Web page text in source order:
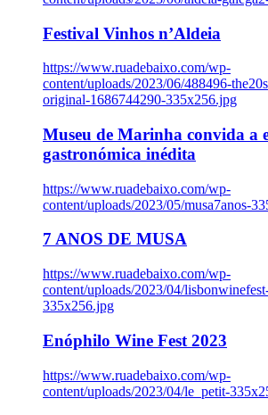
Festival Vinhos n’Aldeia
https://www.ruadebaixo.com/wp-
content/uploads/2023/06/488496-
original-1686744290-335x256.jpg
Museu de Marinha convida a
gastronómica inédita
https://www.ruadebaixo.com/wp-
content/uploads/2023/05/musa7anos-
7 ANOS DE MUSA
https://www.ruadebaixo.com/wp-
content/uploads/2023/04/
335x256.jpg
Enóphilo Wine Fest 2023
https://www.ruadebaixo.com/wp-
content/uploads/2023/04/le_petit-